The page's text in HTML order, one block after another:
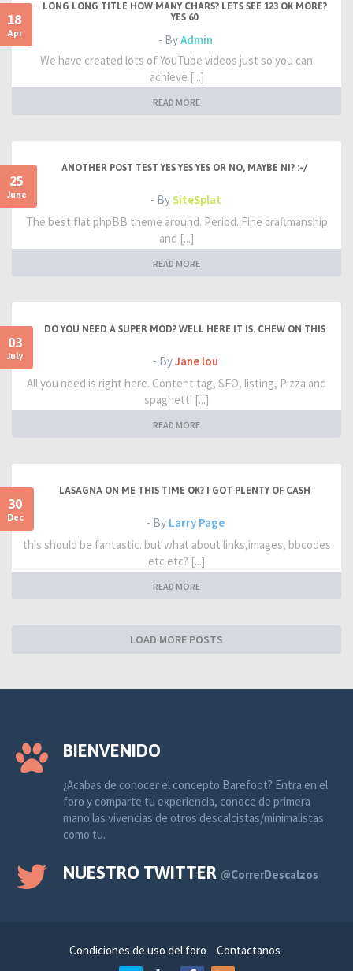
18
Apr
LONG LONG TITLE HOW MANY CHARS? LETS SEE 123 OK MORE?
YES 60
- ByAdmin
We have created lots of YouTube videos just so you can
achieve [...]
READ MORE
25
June
ANOTHER POST TEST YES YES YES OR NO, MAYBE NI? :-/
- BySiteSplat
The best flat phpBB theme around. Period. Fine craftmanship
and [...]
READ MORE
03
July
DO YOU NEED A SUPER MOD? WELL HERE IT IS. CHEW ON THIS
- ByJane lou
All you need is right here. Content tag, SEO, listing, Pizza and
spaghetti [...]
READ MORE
30
Dec
LASAGNA ON ME THIS TIME OK? I GOT PLENTY OF CASH
- By Larry Page
this should be fantastic. but what about links,images, bbcodes
etc etc? [...]
READ MORE
LOAD MORE POSTS
BIENVENIDO
¿Acabas de conocer el concepto Barefoot? Entra en el
foro y comparte tu experiencia, conoce de primera
mano las vivencias de otros descalcistas/minimalistas
como tu.
NUESTRO TWITTER @CorrerDescalzos
Condiciones de uso del foro Contactanos